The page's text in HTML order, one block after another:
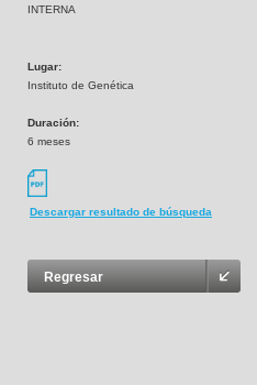
INTERNA
Lugar:
Instituto de Genética
Duración:
6 meses
Descargar resultado de búsqueda
Regresar